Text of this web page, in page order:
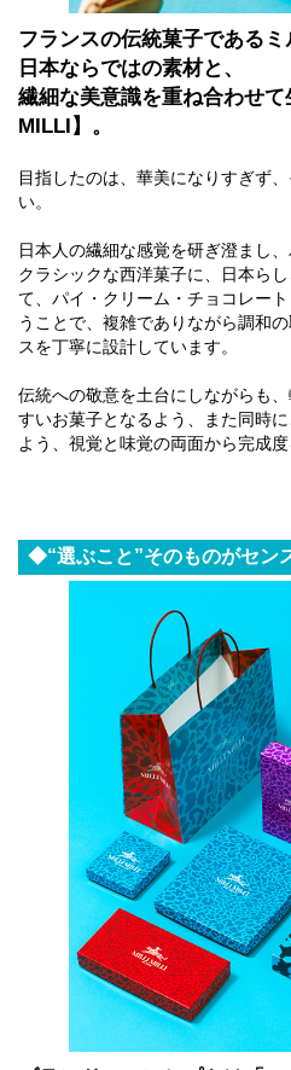
フランスの伝統菓子であるミ
日本ならではの素材と、
繊細な美意識を重ね合わせて
MILLI】。
目指したのは、華美になりすぎず
い。
日本人の繊細な感覚を研ぎ澄まし
クラシックな西洋菓子に、日本ら
て、パイ・クリーム・チョコレー
うことで、複雑でありながら調和
スを丁寧に設計しています。
伝統への敬意を土台にしながらも
すいお菓子となるよう、また同時
よう、視覚と味覚の両面から完成度
◆“選ぶこと”そのものがセン